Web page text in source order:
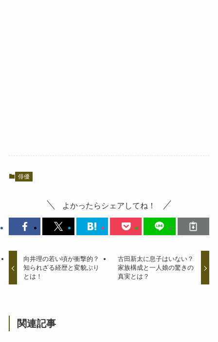
俳優
よかったらシェアしてね！
向井理の若い頃が衝撃的？
知られざる経歴と変貌ぶり
とは！
古田新太に息子はいない？
家族構成と一人娘の驚きの
真実とは？
関連記事